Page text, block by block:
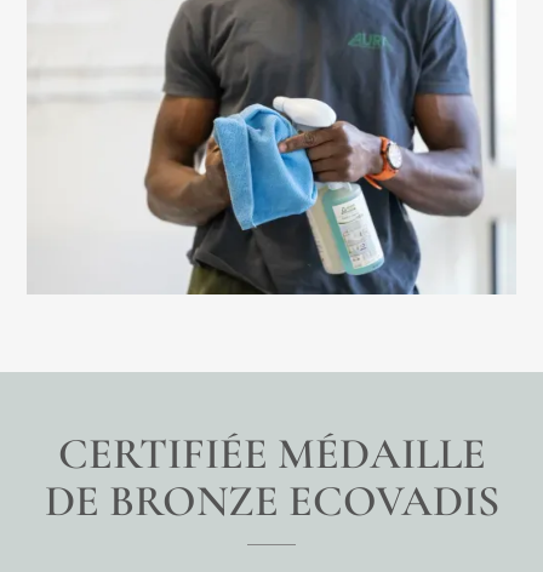
CERTIFIÉE MÉDAILLE
DE BRONZE ECOVADIS